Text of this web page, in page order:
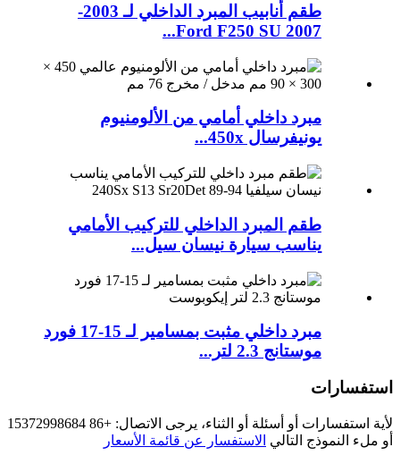
طقم أنابيب المبرد الداخلي لـ 2003-
2007 Ford F250 SU...
مبرد داخلي أمامي من الألومنيوم
يونيفرسال 450x...
طقم المبرد الداخلي للتركيب الأمامي
يناسب سيارة نيسان سيل...
مبرد داخلي مثبت بمسامير لـ 15-17 فورد
موستانج 2.3 لتر...
استفسارات
لأية استفسارات أو أسئلة أو الثناء، يرجى الاتصال: +86 15372998684
أو ملء النموذج التالي الاستفسار عن قائمة الأسعار